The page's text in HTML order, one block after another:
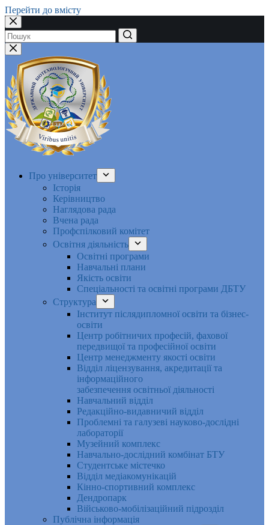
Перейти до вмісту
Немає
результатів
Про університет
Історія
Керівництво
Наглядова рада
Вчена рада
Профспілковий комітет
Освітня діяльність
Освітні програми
Навчальні плани
Якість освіти
Спеціальності та освітні програми ДБТУ
Структура
Інститут післядипломної освіти та бізнес-
освіти
Центр робітничих професій, фахової
передвищої та професійної освіти
Центр менеджменту якості освіти
Відділ ліцензування, акредитації та
інформаційного
забезпечення освітньої діяльності
Навчальний відділ
Редакційно-видавничий відділ
Проблемні та галузеві науково-дослідні
лабораторії
Музейний комплекс
Навчально-дослідний комбінат БТУ
Студентське містечко
Відділ медіакомунікацій
Кінно-спортивний комплекс
Дендропарк
Військово-мобілізаційний підрозділ
Публічна інформація